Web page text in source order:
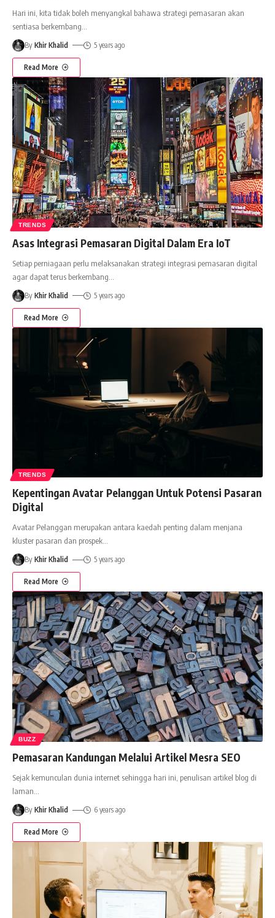
Hari ini, kita tidak boleh menyangkal bahawa strategi pemasaran akan
sentiasa berkembang
By Khir Khalid 5 years ago
Read More
TRENDS
Asas Integrasi Pemasaran Digital Dalam Era IoT
Setiap perniagaan perlu melaksanakan strategi integrasi pemasaran digital
agar dapat terus berkembang
By Khir Khalid 5 years ago
Read More
TRENDS
Kepentingan Avatar Pelanggan Untuk Potensi Pasaran
Digital
Avatar Pelanggan merupakan antara kaedah penting dalam menjana
kluster pasaran dan prospek…
By Khir Khalid 5 years ago
Read More
BUZZ
Pemasaran Kandungan Melalui Artikel Mesra SEO
Sejak kemunculan dunia internet sehingga hari ini, penulisan artikel blog di
laman
By Khir Khalid 6 years ago
Read More